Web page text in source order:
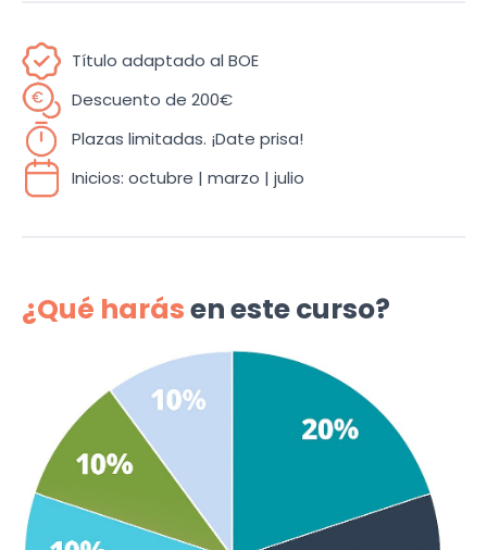
Título adaptado al BOE
Descuento de 200€
Plazas limitadas. ¡Date prisa!
Inicios: octubre | marzo | julio
¿Qué harásen este curso?